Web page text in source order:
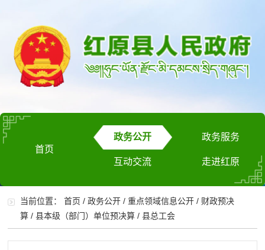
首页
政务公开 政务服务
互动交流 走进红原
当前位置：首页 /政务公开 /重点领域信息公开 / 财政预决
算 /县本级（部门）单位预决算 /县总工会